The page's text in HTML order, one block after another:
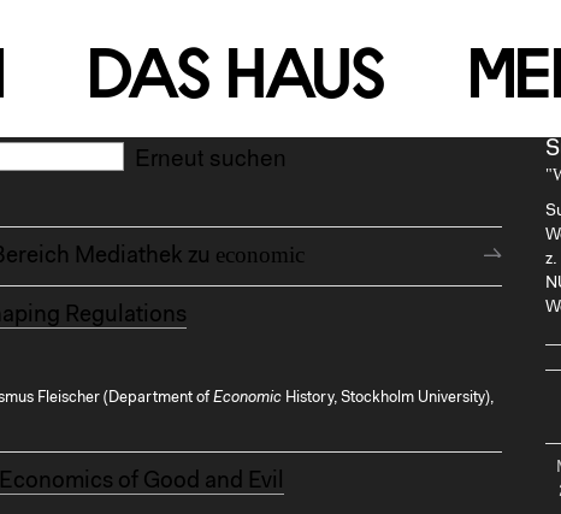
Das Haus m e
Erneut suchen
Mediathek zu economic
Regulations
Fleischer (Department of Economic History, Stockholm University),
of Good and Evil
z.